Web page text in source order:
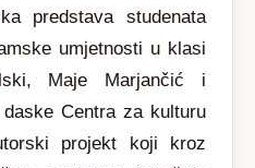
predstava studenata
umjetnosti u klasi
Maje Marjančić i
Centra za kulturu
projekt koji kroz